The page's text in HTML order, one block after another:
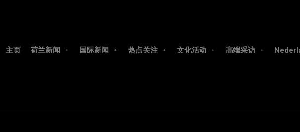
主页 荷兰新闻 国际新闻 热点关注 文化活动 高端采访